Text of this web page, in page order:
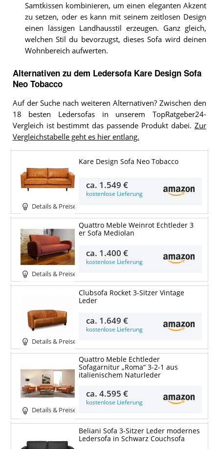
Samtkissen kombinieren, um einen eleganten Akzent
zu setzen, oder es kann mit seinem zeitlosen Design
einen lässigen Landhausstil erzeugen. Ganz gleich,
welchen Stil du bevorzugst, dieses Sofa wird deinen
Wohnbereich aufwerten.
Alternativen zu dem Ledersofa Kare Design Sofa
Neo Tobacco
Auf der Suche nach weiteren Alternativen? Zwischen den
18 besten Ledersofas in unserem TopRatgeber24-
Vergleich ist bestimmt das passende Produkt dabei. Zur
Vergleichstabelle geht es hier entlang.
Details & Preise
Kare Design Sofa Neo Tobacco
ca. 1.549 €
kostenlose Lieferung
Details & Preise
Quattro Meble Weinrot Echtleder 3
er Sofa Mediolan
ca. 1.400 €
kostenlose Lieferung
Details & Preise
Clubsofa Rocket 3-Sitzer Vintage
Leder
ca. 1.649 €
kostenlose Lieferung
Details & Preise
Quattro Meble Echtleder
Sofagarnitur „Roma“ 3-2-1 aus
italienischem Naturleder
ca.4.595 €
kostenlose Lieferung
Beliani Sofa 3-Sitzer Leder modernes
Ledersofa in Schwarz Couchsofa